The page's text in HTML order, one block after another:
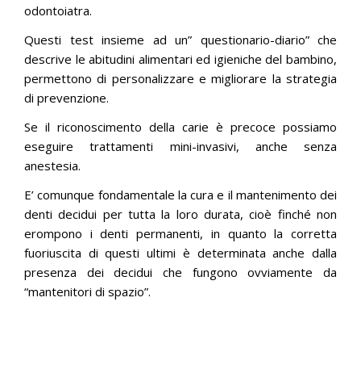
odontoiatra.
Questi test insieme ad un” questionario-diario” che
descrive le abitudini alimentari ed igieniche del bambino,
permettono di personalizzare e migliorare la strategia
di prevenzione.
Se il riconoscimento della carie è precoce possiamo
eseguire trattamenti mini-invasivi, anche senza
anestesia.
E’ comunque fondamentale la cura e il mantenimento dei
denti decidui per tutta la loro durata, cioè finché non
erompono i denti permanenti, in quanto la corretta
fuoriuscita di questi ultimi è determinata anche dalla
presenza dei decidui che fungono ovviamente da
“mantenitori di spazio”.